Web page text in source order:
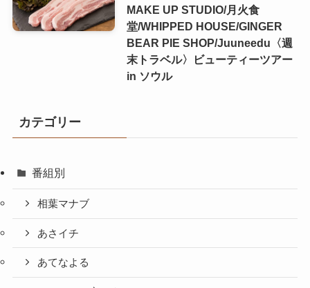
MAKE UP STUDIO/月火食
堂/WHIPPED HOUSE/GINGER
BEAR PIE SHOP/Juuneedu〈週
末トラベル〉ビューティーツアー
in ソウル
カテゴリー
番組別
相葉マナブ
あさイチ
あてなよる